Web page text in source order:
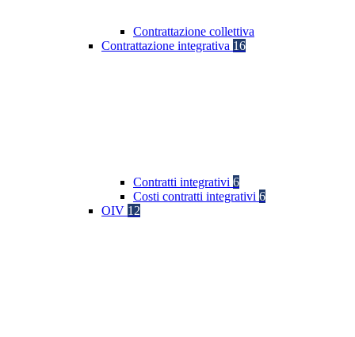
Contrattazione collettiva
Contrattazione integrativa 16
Contratti integrativi 6
Costi contratti integrativi 6
OIV 12